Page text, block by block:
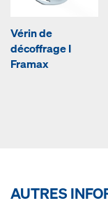
Vérin de
décoffrage I
Framax
AUTRES